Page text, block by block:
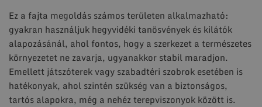
Ez a fajta megoldás számos területen alkalmazható:
gyakran használjuk hegyvidéki tanösvények és kilátók
alapozásánál, ahol fontos, hogy a szerkezet a természetes
környezetet ne zavarja, ugyanakkor stabil maradjon.
Emellett játszóterek vagy szabadtéri szobrok esetében is
hatékonyak, ahol szintén szükség van a biztonságos,
tartós alapokra, még a nehéz terepviszonyok között is.